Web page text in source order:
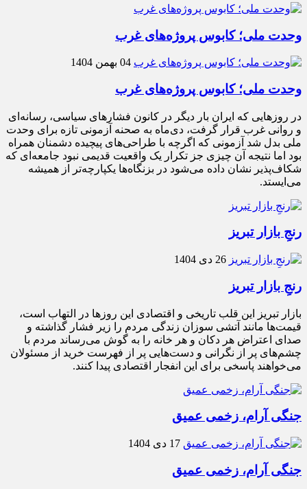
وحدت ملی؛ کابوس پروژه‌های غرب
04 بهمن 1404
وحدت ملی؛ کابوس پروژه‌های غرب
در روزهایی که ایران بار دیگر در کانون فشارهای سیاسی، رسانه‌ای
و روانی غرب قرار گرفت، دی‌ماه به صحنه آزمونی تازه برای وحدت
ملی بدل شد آزمونی که اگرچه با طراحی‌های پیچیده دشمنان همراه
بود اما نتیجه آن چیزی جز تکرار یک واقعیت قدیمی نبود جامعه‌ای که
شکاف‌پذیر نشان داده می‌شود در بزنگاه‌ها یکپارچه‌تر از همیشه
می‌ایستد.
رنجِ بازار تبریز
26 دی 1404
رنجِ بازار تبریز
بازار تبریز این قلب تاریخی و اقتصادی این روزها در التهاب است،
قیمت‌ها مانند آتشی سوزان زندگی مردم را زیر فشار گذاشته و
صدای اعتراض هر دکان و هر خانه را به گوش می‌رساند مردم با
چشم‌های پر از نگرانی و دست‌هایی پر از فهرست خرید از مسئولان
می‌خواهند پاسخی برای این انفجار اقتصادی پیدا کنند.
جنگی آرام، زخمی عمیق
17 دی 1404
جنگی آرام، زخمی عمیق